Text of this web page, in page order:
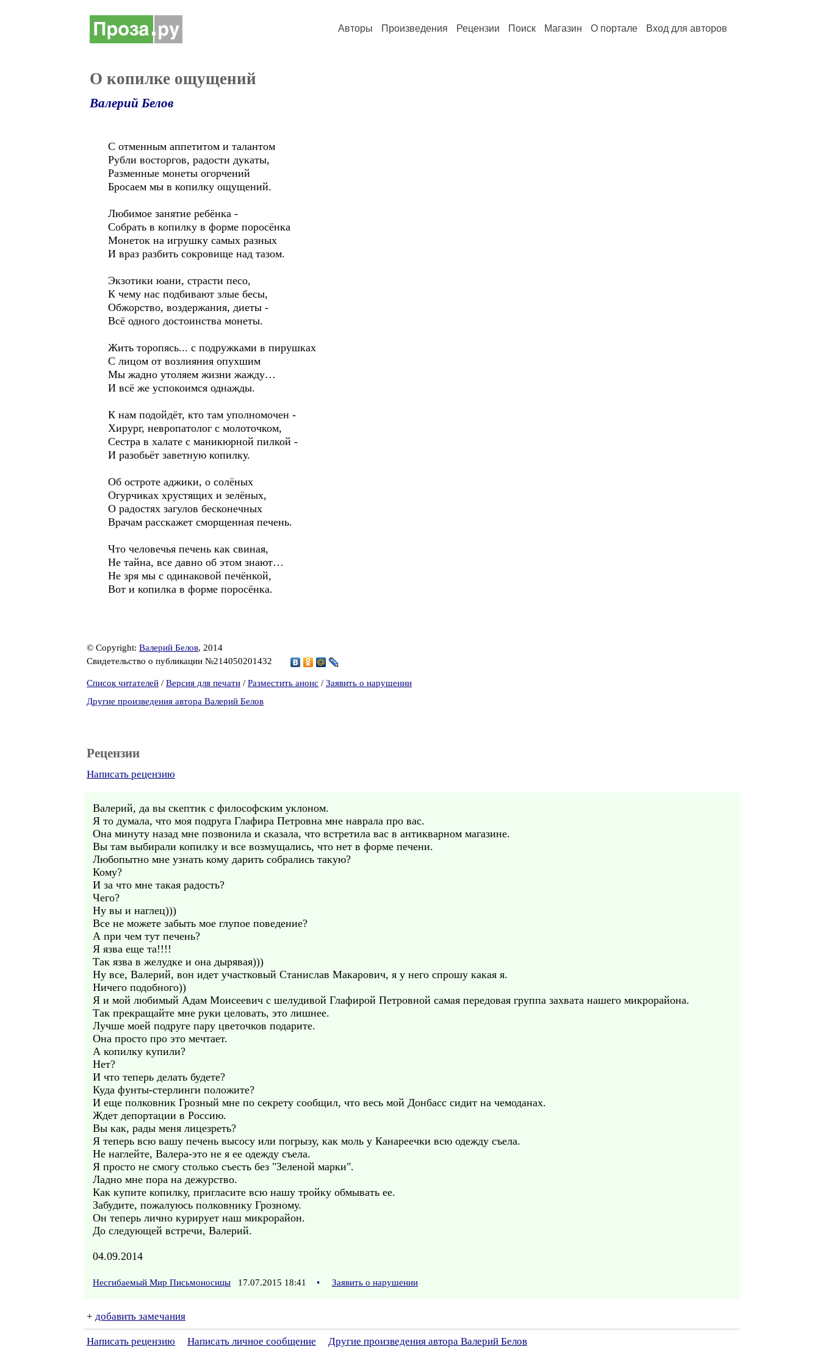
Авторы Произведения Рецензии Поиск Магазин О портале Вход для авторов
О копилке ощущений
Валерий Белов
С отменным аппетитом и талантом
Рубли восторгов, радости дукаты,
Разменные монеты огорчений
Бросаем мы в копилку ощущений.
Любимое занятие ребёнка -
Собрать в копилку в форме поросёнка
Монеток на игрушку самых разных
И враз разбить сокровище над тазом.
Экзотики юани, страсти песо,
К чему нас подбивают злые бесы,
Обжорство, воздержания, диеты -
Всё одного достоинства монеты.
Жить торопясь... с подружками в пирушках
С лицом от возлияния опухшим
Мы жадно утоляем жизни жажду…
И всё же успокоимся однажды.
К нам подойдёт, кто там уполномочен -
Хирург, невропатолог с молоточком,
Сестра в халате с маникюрной пилкой -
И разобьёт заветную копилку.
Об остроте аджики, о солёных
Огурчиках хрустящих и зелёных,
О радостях загулов бесконечных
Врачам расскажет сморщенная печень.
Что человечья печень как свиная,
Не тайна, все давно об этом знают…
Не зря мы с одинаковой печёнкой,
Вот и копилка в форме поросёнка.
© Copyright: Валерий Белов, 2014
Свидетельство о публикации №214050201432
Список читателей / Версия для печати / Разместить анонс / Заявить о нарушении
Другие произведения автора Валерий Белов
Рецензии
Написать рецензию
Валерий, да вы скептик с философским уклоном.
Я то думала, что моя подруга Глафира Петровна мне наврала про вас.
Она минуту назад мне позвонила и сказала, что встретила вас в антикварном магазине.
Вы там выбирали копилку и все возмущались, что нет в форме печени.
Любопытно мне узнать кому дарить собрались такую?
Кому?
И за что мне такая радость?
Чего?
Ну вы и наглец)))
Все не можете забыть мое глупое поведение?
А при чем тут печень?
Я язва еще та!!!!
Так язва в желудке и она дырявая)))
Ну все, Валерий, вон идет участковый Станислав Макарович, я у него спрошу какая я.
Ничего подобного))
Я и мой любимый Адам Моисеевич с шелудивой Глафирой Петровной самая передовая группа захвата нашего микрорайона.
Так прекращайте мне руки целовать, это лишнее.
Лучше моей подруге пару цветочков подарите.
Она просто про это мечтает.
А копилку купили?
Нет?
И что теперь делать будете?
Куда фунты-стерлинги положите?
И еще полковник Грозный мне по секрету сообщил, что весь мой Донбасс сидит на чемоданах.
Ждет депортации в Россию.
Вы как, рады меня лицезреть?
Я теперь всю вашу печень высосу или погрызу, как моль у Канареечки всю одежду съела.
Не наглейте, Валера-это не я ее одежду съела.
Я просто не смогу столько съесть без "Зеленой марки".
Ладно мне пора на дежурство.
Как купите копилку, пригласите всю нашу тройку обмывать ее.
Забудите, пожалуюсь полковнику Грозному.
Он теперь лично курирует наш микрорайон.
До следующей встречи, Валерий.
04.09.2014
Несгибаемый Мир Письмоносицы 17.07.2015 18:41 • Заявить о нарушении
+ добавить замечания
Написать рецензию Написать личное сообщение Другие произведения автора Валерий Белов